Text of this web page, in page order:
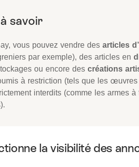
vous pouvez vendre des articles
par exemple), des articles en
ou encore des créations
à restriction (tels que les œuvres
interdits (comme les armes
la visibilité des